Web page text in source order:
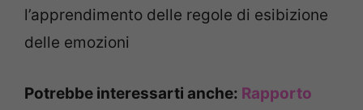
l’apprendimento delle regole di esibizione
delle emozioni
Potrebbe interessarti anche: Rapporto